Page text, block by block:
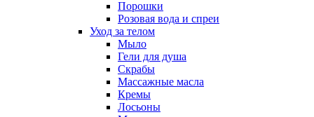
Порошки
Розовая вода и спреи
Уход за телом
Мыло
Гели для душа
Скрабы
Массажные масла
Кремы
Лосьоны